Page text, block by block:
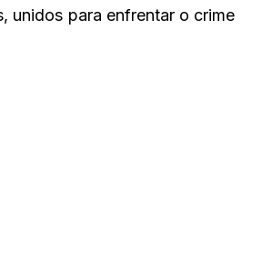
unidos para enfrentar o crime